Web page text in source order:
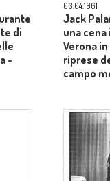
di
-
03.04.1961
Jack
una
Verona
riprese
campo